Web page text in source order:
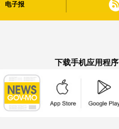
电子报
下载手机应用程序